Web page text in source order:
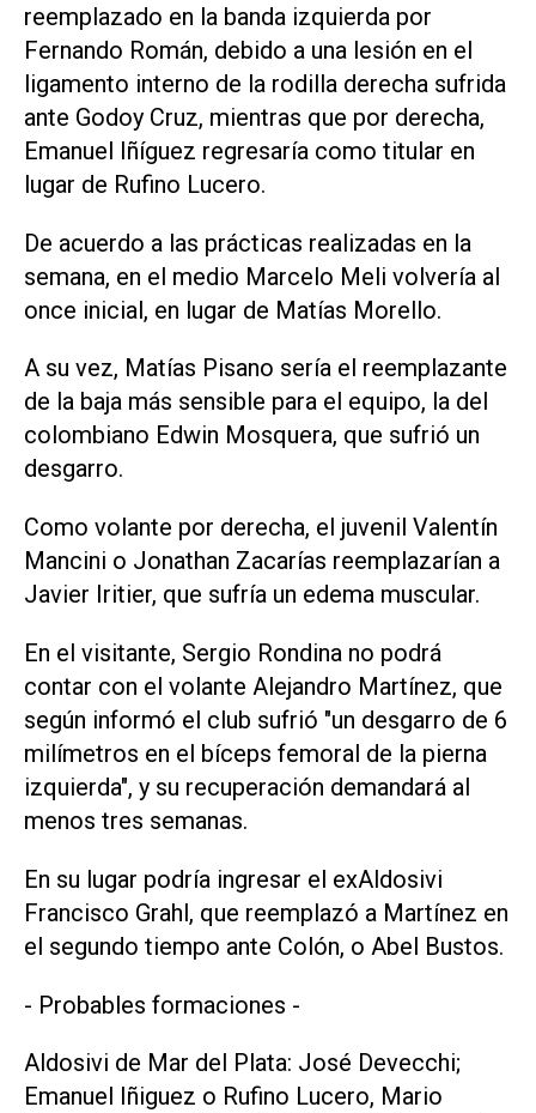
reemplazado en la banda izquierda por
Fernando Román, debido a una lesión en el
ligamento interno de la rodilla derecha sufrida
ante Godoy Cruz, mientras que por derecha,
Emanuel Iñíguez regresaría como titular en
lugar de Rufino Lucero.
De acuerdo a las prácticas realizadas en la
semana, en el medio Marcelo Meli volvería al
once inicial, en lugar de Matías Morello.
A su vez, Matías Pisano sería el reemplazante
de la baja más sensible para el equipo, la del
colombiano Edwin Mosquera, que sufrió un
desgarro.
Como volante por derecha, el juvenil Valentín
Mancini o Jonathan Zacarías reemplazarían a
Javier Iritier, que sufría un edema muscular.
En el visitante, Sergio Rondina no podrá
contar con el volante Alejandro Martínez, que
según informó el club sufrió "un desgarro de 6
milímetros en el bíceps femoral de la pierna
izquierda", y su recuperación demandará al
menos tres semanas.
En su lugar podría ingresar el exAldosivi
Francisco Grahl, que reemplazó a Martínez en
el segundo tiempo ante Colón, o Abel Bustos.
- Probables formaciones -
Aldosivi de Mar del Plata: José Devecchi;
Emanuel Iñiguez o Rufino Lucero, Mario